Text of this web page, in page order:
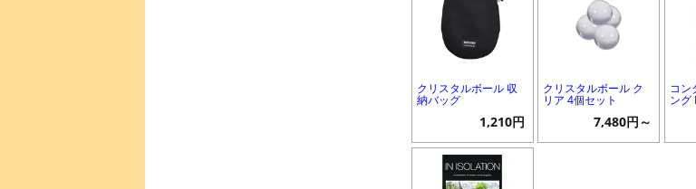
クリスタルボール 収
納バッグ
1,210円
クリスタルボール ク
リア 4個セット
7,480円～
コン
ング